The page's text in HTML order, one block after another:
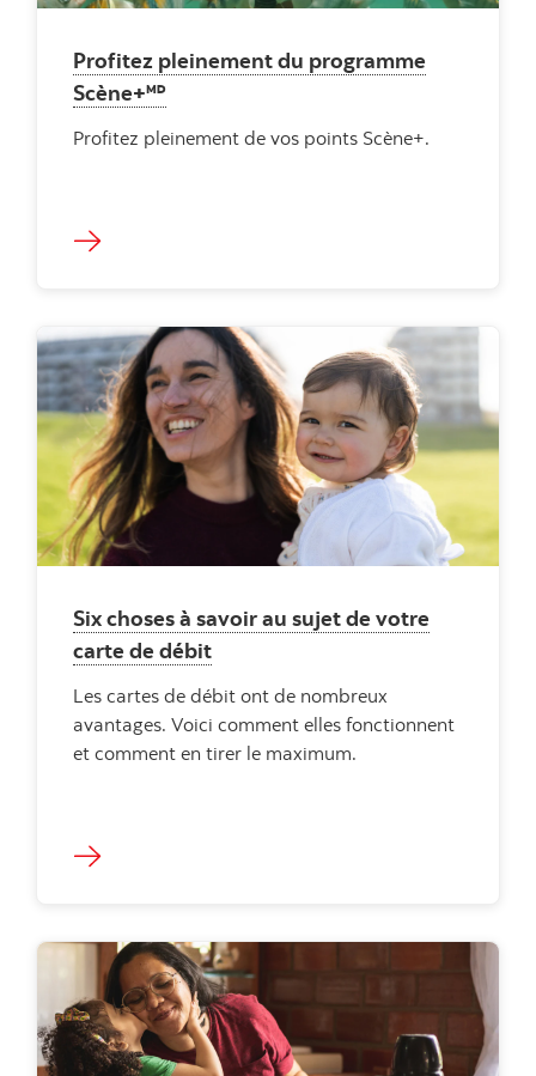
Profitez pleinement du programme
Scène+🅫
Profitez pleinement de vos points Scène+.
Six choses à savoir au sujet de votre
carte de débit
Les cartes de débit ont de nombreux
avantages. Voici comment elles fonctionnent
et comment en tirer le maximum.